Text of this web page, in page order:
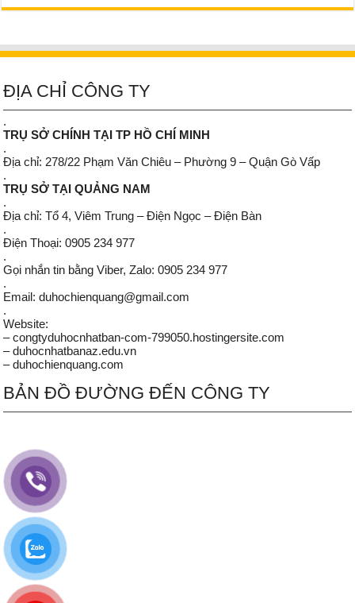
ĐỊA CHỈ CÔNG TY
.
TRỤ SỞ CHÍNH TẠI TP HỒ CHÍ MINH
.
Địa chỉ: 278/22 Phạm Văn Chiêu – Phường 9 – Quận Gò Vấp
.
TRỤ SỞ TẠI QUẢNG NAM
.
Địa chỉ: Tổ 4, Viêm Trung – Điện Ngọc – Điện Bàn
.
Điện Thoại: 0905 234 977
.
Gọi nhắn tin bằng Viber, Zalo: 0905 234 977
.
Email: duhochienquang@gmail.com
.
Website:
– congtyduhocnhatban-com-799050.hostingersite.com
– duhocnhatbanaz.edu.vn
– duhochienquang.com
BẢN ĐỒ ĐƯỜNG ĐẾN CÔNG TY